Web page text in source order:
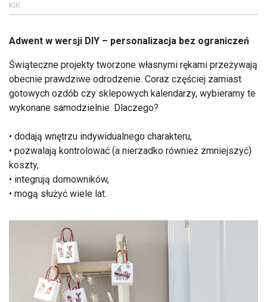
KIK
Adwent w wersji DIY – personalizacja bez ograniczeń
Świąteczne projekty tworzone własnymi rękami przeżywają
obecnie prawdziwe odrodzenie. Coraz częściej zamiast
gotowych ozdób czy sklepowych kalendarzy, wybieramy te
wykonane samodzielnie. Dlaczego?
• dodają wnętrzu indywidualnego charakteru,
• pozwalają kontrolować (a nierzadko również zmniejszyć)
koszty,
• integrują domowników,
• mogą służyć wiele lat.